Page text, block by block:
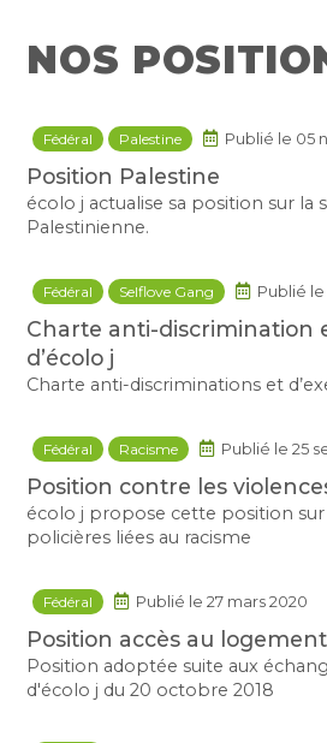
NOS
Fédéral Palestine Publié le 05
Position Palestine
écolo j actualise sa position sur la
Palestinienne.
Fédéral Selflove Gang Publié le
Charte anti-discrimination
d’écolo j
Charte anti-discriminations et
Fédéral Racisme Publié le 25
Position contre les
écolo j propose cette position sur
policières liées au racisme
Fédéral Publié le 27 mars 2020
Position accès au logement
Position adoptée suite aux
d'écolo j du 20 octobre 2018